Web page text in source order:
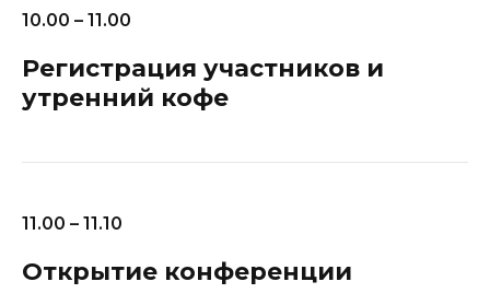
10.00 – 11.00
Регистрация участников и
утренний кофе
11.00 – 11.10
Открытие конференции